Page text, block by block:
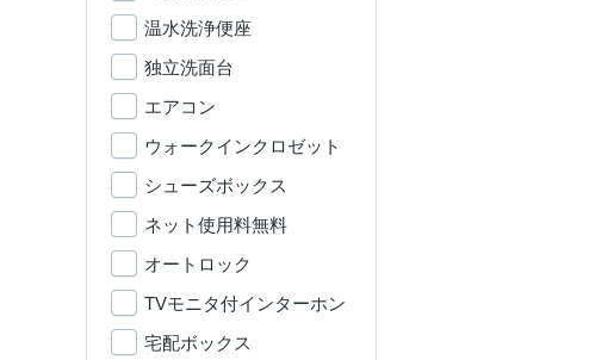
温水洗浄便座
独立洗面台
エアコン
ウォークインクロゼット
シューズボックス
ネット使用料無料
オートロック
TVモニタ付インターホン
宅配ボックス